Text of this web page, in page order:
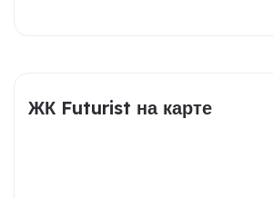
ЖК Futurist на карте